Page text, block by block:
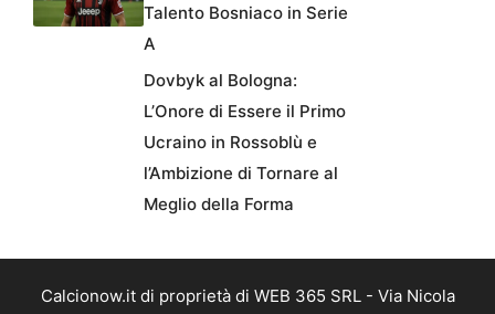
Talento Bosniaco in Serie
A
Dovbyk al Bologna:
L’Onore di Essere il Primo
Ucraino in Rossoblù e
l’Ambizione di Tornare al
Meglio della Forma
Calcionow.it di proprietà di WEB 365 SRL - Via Nicola